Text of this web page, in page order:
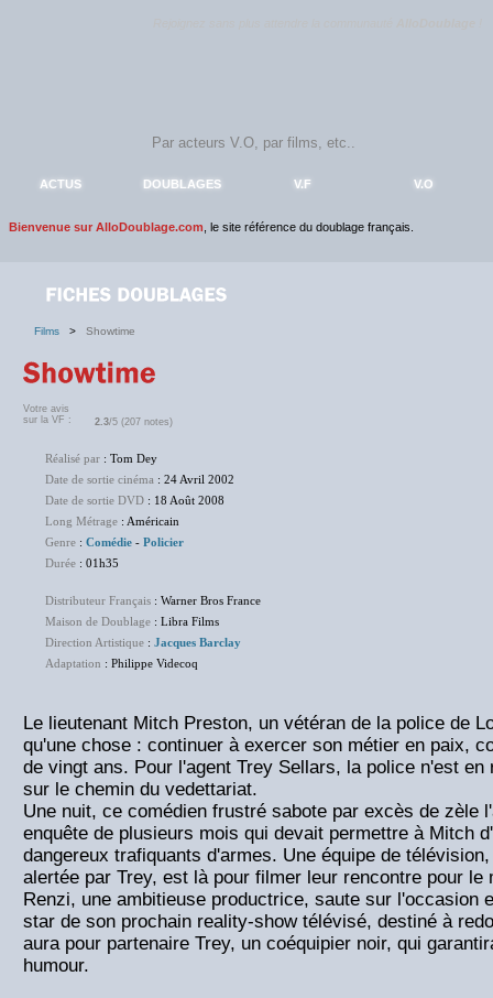
ACTUS DOUBLAGES V.F V.O
Bienvenue sur AlloDoublage.com , le site référence du doublage français.
Films > Showtime
Votre avis
sur la VF :
2.3/5 (207 notes)
Réalisé par : Tom Dey
Date de sortie cinéma : 24 Avril 2002
Date de sortie DVD : 18 Août 2008
Long Métrage : Américain
Genre : Comédie - Policier
Durée : 01h35
Distributeur Français : Warner Bros France
Maison de Doublage : Libra Films
Direction Artistique : Jacques Barclay
Adaptation : Philippe Videcoq
Le lieutenant Mitch Preston, un vétéran de la police de
qu'une chose : continuer à exercer son métier en paix,
de vingt ans. Pour l'agent Trey Sellars, la police n'est en
sur le chemin du vedettariat.
Une nuit, ce comédien frustré sabote par excès de zèle
enquête de plusieurs mois qui devait permettre à Mitch
dangereux trafiquants d'armes. Une équipe de
alertée par Trey, est là pour filmer leur rencontre pour le
Renzi, une ambitieuse productrice, saute sur l'occasion
star de son prochain reality-show télévisé, destiné à
aura pour partenaire Trey, un coéquipier noir, qui
humour.